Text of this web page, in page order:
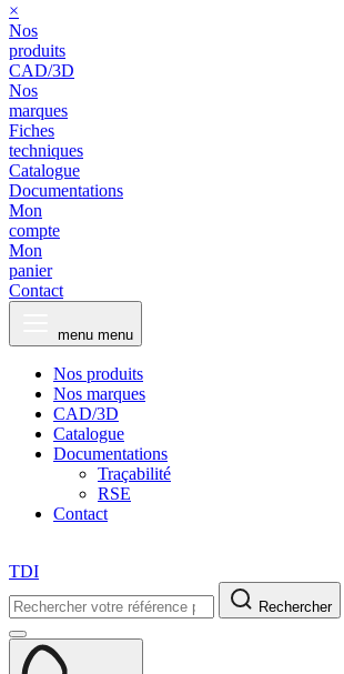
×
Nos
produits
CAD/3D
Nos
marques
Fiches
techniques
Catalogue
Documentations
Mon
compte
Mon
panier
Contact
menu menu
Nos produits
Nos marques
CAD/3D
Catalogue
Documentations
Traçabilité
RSE
Contact
TDI
Rechercher